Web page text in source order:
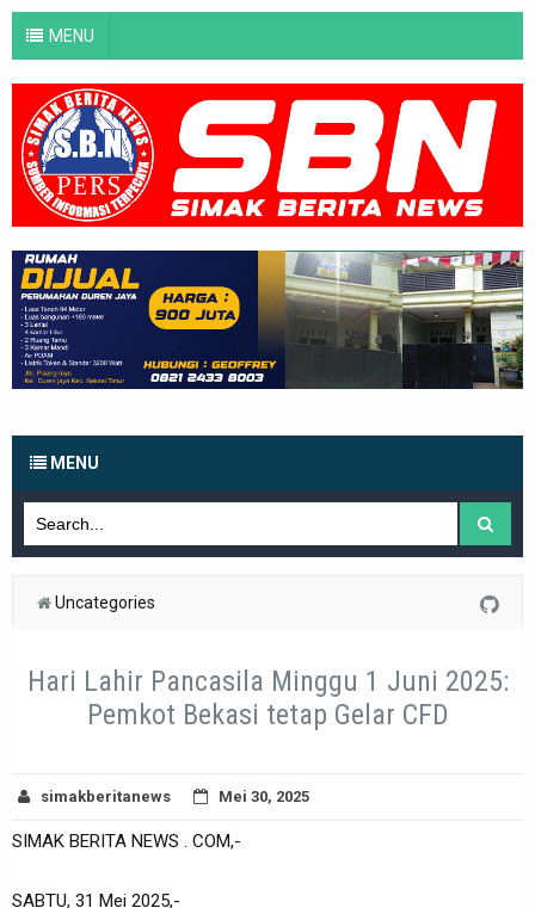
MENU
MENU
Uncategories
Hari Lahir Pancasila Minggu 1 Juni 2025:
Pemkot Bekasi tetap Gelar CFD
simakberitanews Mei 30, 2025
SIMAK BERITA NEWS . COM,-
SABTU, 31 Mei 2025,-